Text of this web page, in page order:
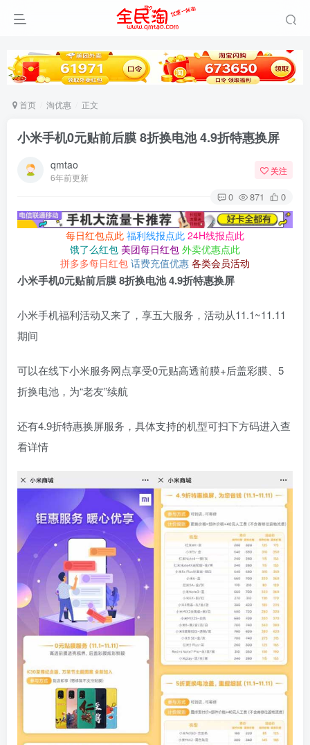
首页 淘优惠 正文
小米手机0元贴前后膜 8折换电池 4.9折特惠换屏
qmtao
6年前更新
关注
0 871 0
每日红包点此 福利线报点此 24H线报点此
饿了么红包 美团每日红包 外卖优惠点此
拼多多每日红包 话费充值优惠 各类会员活动
小米手机0元贴前后膜 8折换电池 4.9折特惠换屏
小米手机福利活动又来了，享五大服务，活动从11.1~11.11
期间
可以在线下小米服务网点享受0元贴高透前膜+后盖彩膜、5
折换电池，为“老友”续航
还有4.9折特惠换屏服务，具体支持的机型可扫下方码进入查
看详情